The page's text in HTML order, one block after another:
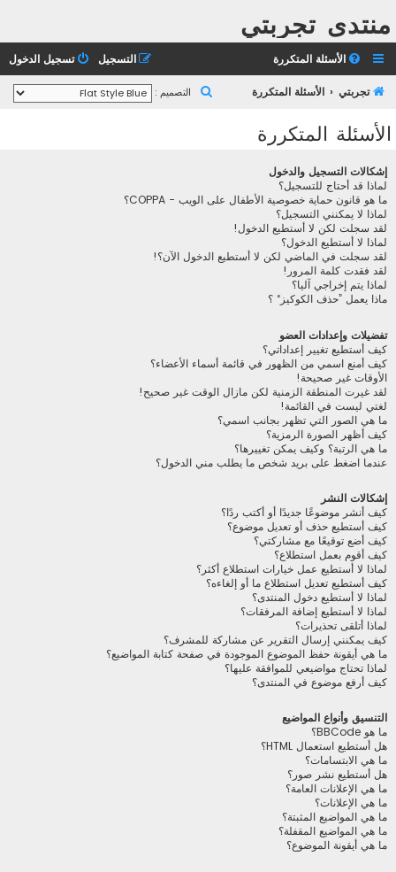
منتدى تجربتي
الأسئلة المتكررة تسجيل الدخول التسجيل
تجربتي الأسئلة المتكررة التصميم :
الأسئلة المتكررة
إشكالات التسجيل والدخول
لماذا قد أحتاج للتسجيل؟
ما هو قانون حماية خصوصية الأطفال على الويب - COPPA؟
لماذا لا يمكنني التسجيل؟
لقد سجلت لكن لا أستطيع الدخول!
لماذا لا أستطيع الدخول؟
لقد سجلت في الماضي لكن لا أستطيع الدخول الآن؟!
لقد فقدت كلمة المرور!
لماذا يتم إخراجي آليا؟
ماذا يعمل ”حذف الكوكيز“ ؟
تفضيلات وإعدادات العضو
كيف أستطيع تغيير إعداداتي؟
كيف أمنع اسمي من الظهور في قائمة أسماء الأعضاء؟
الأوقات غير صحيحة!
لقد غيرت المنطقة الزمنية لكن مازال الوقت غير صحيح!
لغتي ليست في القائمة!
ما هي الصور التي تظهر بجانب اسمي؟
كيف أظهر الصورة الرمزية؟
ما هي الرتبة؟ وكيف يمكن تغييرها؟
عندما اضغط على بريد شخص ما يطلب مني الدخول؟
إشكالات النشر
كيف أنشر موضوعًا جديدًا أو أكتب ردًا؟
كيف أستطيع حذف أو تعديل موضوع؟
كيف أضع توقيعًا مع مشاركتي؟
كيف أقوم بعمل استطلاع؟
لماذا لا أستطيع عمل خيارات استطلاع أكثر؟
كيف أستطيع تعديل استطلاع ما أو إلغاءه؟
لماذا لا أستطيع دخول المنتدى؟
لماذا لا أستطيع إضافة المرفقات؟
لماذا أتلقى تحذيرات؟
كيف يمكنني إرسال التقرير عن مشاركة للمشرف؟
ما هي أيقونة حفظ الموضوع الموجودة في صفحة كتابة المواضيع؟
لماذا تحتاج مواضيعي للموافقة عليها؟
كيف أرفع موضوع في المنتدى؟
التنسيق وأنواع المواضيع
ما هو BBCode؟
هل أستطيع استعمال HTML؟
ما هي الابتسامات؟
هل أستطيع نشر صور؟
ما هي الإعلانات العامة؟
ما هي الإعلانات؟
ما هي المواضيع المثبتة؟
ما هي المواضيع المقفلة؟
ما هي أيقونة الموضوع؟